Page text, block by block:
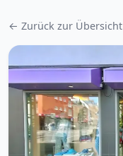
← Zurück zur Übersicht